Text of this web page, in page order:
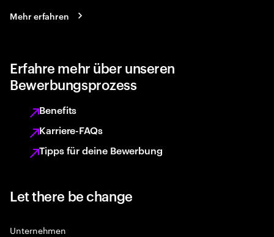
Mehr erfahren
Erfahre mehr über unseren
Bewerbungsprozess
Benefits
Karriere-FAQs
Tipps für deine Bewerbung
Let there be change
Unternehmen